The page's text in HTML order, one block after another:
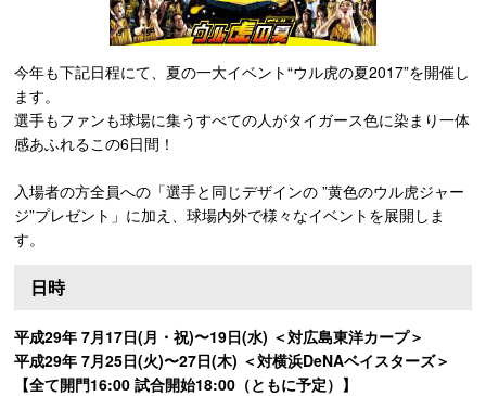
今年も下記日程にて、夏の一大イベント“ウル虎の夏2017”を開催し
ます。
選手もファンも球場に集うすべての人がタイガース色に染まり一体
感あふれるこの6日間！
入場者の方全員への「選手と同じデザインの ”黄色のウル虎ジャー
ジ”プレゼント」に加え、球場内外で様々なイベントを展開しま
す。
日時
平成29年 7月17日(月・祝)〜19日(水) ＜対広島東洋カープ＞
平成29年 7月25日(火)〜27日(木) ＜対横浜DeNAベイスターズ＞
【全て開門16:00 試合開始18:00（ともに予定）】